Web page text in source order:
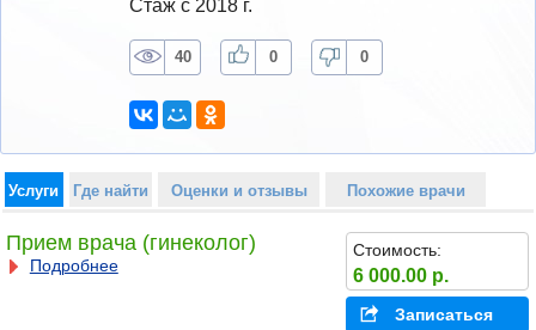
Стаж с 2018 г.
40 0 0
Услуги Где найти Оценки и отзывы Похожие врачи
Прием врача (гинеколог)
Подробнее
Стоимость:
6 000.00 р.
Записаться